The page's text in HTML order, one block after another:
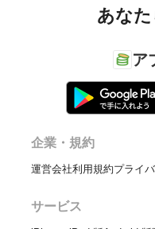
あなた
ア
企業・規約
運営会社利用規約プライ
サービス